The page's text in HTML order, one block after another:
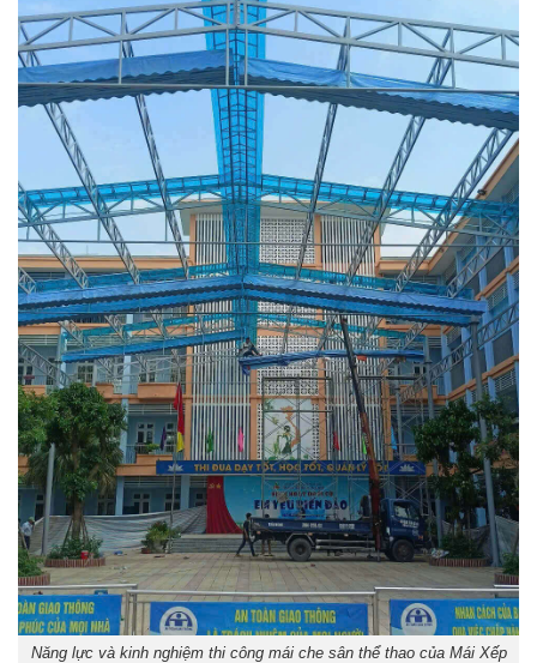
Năng lực và kinh nghiệm thi công mái che sân thể thao của Mái Xếp